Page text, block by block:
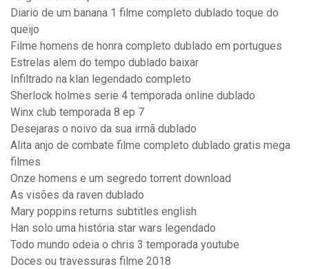
Diario de um banana 1 filme completo dublado toque do
queijo
Filme homens de honra completo dublado em portugues
Estrelas alem do tempo dublado baixar
Infiltrado na klan legendado completo
Sherlock holmes serie 4 temporada online dublado
Winx club temporada 8 ep 7
Desejaras o noivo da sua irmã dublado
Alita anjo de combate filme completo dublado gratis mega
filmes
Onze homens e um segredo torrent download
As visões da raven dublado
Mary poppins returns subtitles english
Han solo uma história star wars legendado
Todo mundo odeia o chris 3 temporada youtube
Doces ou travessuras filme 2018